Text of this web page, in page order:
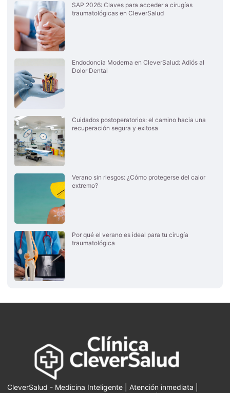
SAP 2026: Claves para acceder a cirugías
traumatológicas en CleverSalud
Endodoncia Moderna en CleverSalud: Adiós al
Dolor Dental
Cuidados postoperatorios: el camino hacia una
recuperación segura y exitosa
Verano sin riesgos: ¿Cómo protegerse del calor
extremo?
Por qué el verano es ideal para tu cirugía
traumatológica
CleverSalud - Medicina Inteligente | Atención inmediata |